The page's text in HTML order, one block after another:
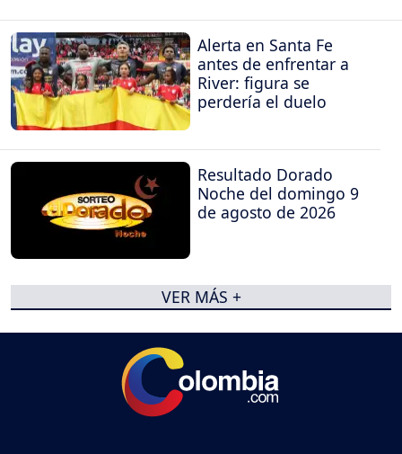
Alerta en Santa Fe
antes de enfrentar a
River: figura se
perdería el duelo
Resultado Dorado
Noche del domingo 9
de agosto de 2026
VER MÁS +